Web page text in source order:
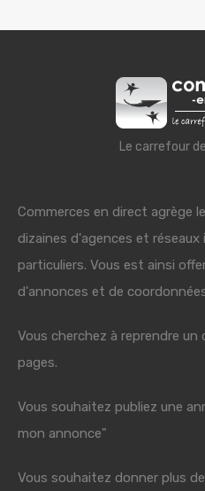
Le carrefour
Commerces en direct agrège
dizaines d'agences et réseaux
particuliers. Vous est ainsi
d'annonces et de
Vous cherchez à reprendre
pages.
Vous souhaitez publiez une
mon annonce"
Vous souhaitez donner plus